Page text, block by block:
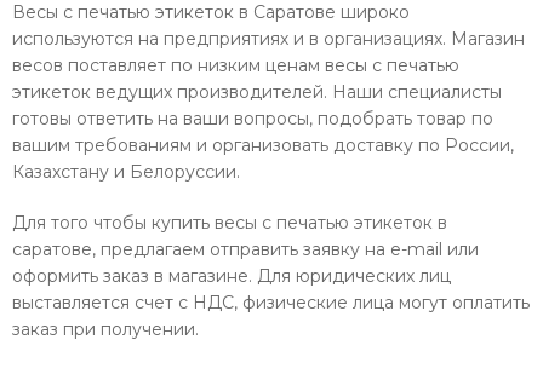
Весы с печатью этикеток в Саратове широко
используются на предприятиях и в организациях. Магазин
весов поставляет по низким ценам весы с печатью
этикеток ведущих производителей. Наши специалисты
готовы ответить на ваши вопросы, подобрать товар по
вашим требованиям и организовать доставку по России,
Казахстану и Белоруссии.
Для того чтобы купить весы с печатью этикеток в
саратове, предлагаем отправить заявку на e-mail или
оформить заказ в магазине. Для юридических лиц
выставляется счет с НДС, физические лица могут оплатить
заказ при получении.